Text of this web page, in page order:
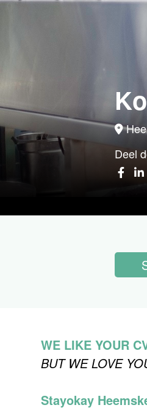
Deel
WE LIKE YOUR
BUT WE LOVE
Stayokay